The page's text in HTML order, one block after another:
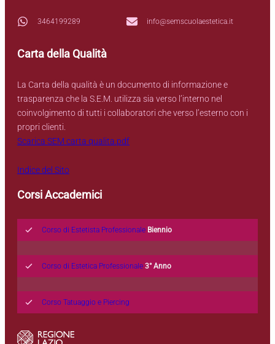
3464199289 info@semscuolaestetica.it
Carta della Qualità
La Carta della qualità è un documento di informazione e
trasparenza che la S.E.M. utilizza sia verso l’interno nel
coinvolgimento di tutti i collaboratori che verso l’esterno con i
propri clienti.
Scarica SEM carta qualita.pdf
Indice del Sito
Corsi Accademici
Corso di Estetista Professionale Biennio
Corso di Estetica Professionale 3° Anno
Corso Tatuaggio e Piercing